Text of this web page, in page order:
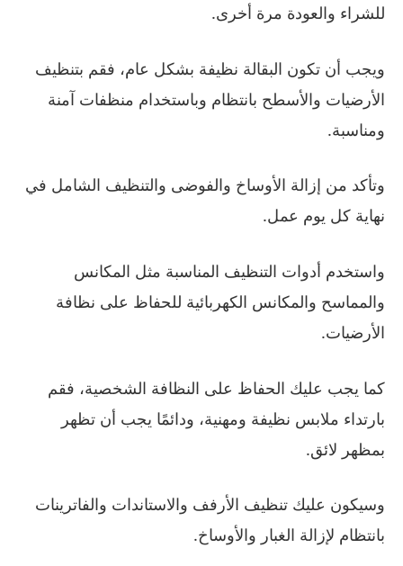
للشراء والعودة مرة أخرى.
ويجب أن تكون البقالة نظيفة بشكل عام، فقم بتنظيف
الأرضيات والأسطح بانتظام وباستخدام منظفات آمنة
ومناسبة.
وتأكد من إزالة الأوساخ والفوضى والتنظيف الشامل في
نهاية كل يوم عمل.
واستخدم أدوات التنظيف المناسبة مثل المكانس
والمماسح والمكانس الكهربائية للحفاظ على نظافة
الأرضيات.
كما يجب عليك الحفاظ على النظافة الشخصية، فقم
بارتداء ملابس نظيفة ومهنية، ودائمًا يجب أن تظهر
بمظهر لائق.
وسيكون عليك تنظيف الأرفف والاستاندات والفاترينات
بانتظام لإزالة الغبار والأوساخ.